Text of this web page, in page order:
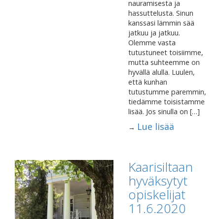
nauramisesta ja
hassuttelusta. Sinun
kanssasi lämmin sää
jatkuu ja jatkuu.
Olemme vasta
tutustuneet toisiimme,
mutta suhteemme on
hyvällä alulla. Luulen,
että kunhan
tutustumme paremmin,
tiedämme toisistamme
lisää. Jos sinulla on […]
→ Lue lisää
Kaarisiltaan
hyväksytyt
opiskelijat
11.6.2020